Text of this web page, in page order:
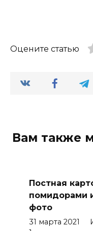
Оцените статью
Вам также
Постная
помидорами
фото
31 марта 2021